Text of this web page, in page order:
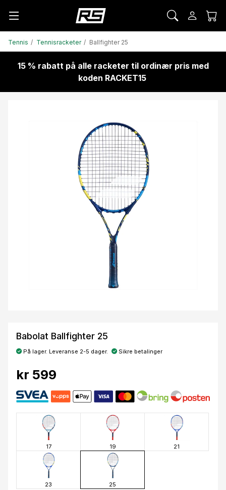
Tennis Tennisracketer Ballfighter 25
15 % rabatt på alle racketer til ordinær pris med
koden RACKET15
Babolat Ballfighter 25
På lager. Leveranse 2-5 dager. Sikre betalinger
kr 599
17 19 21
23 25